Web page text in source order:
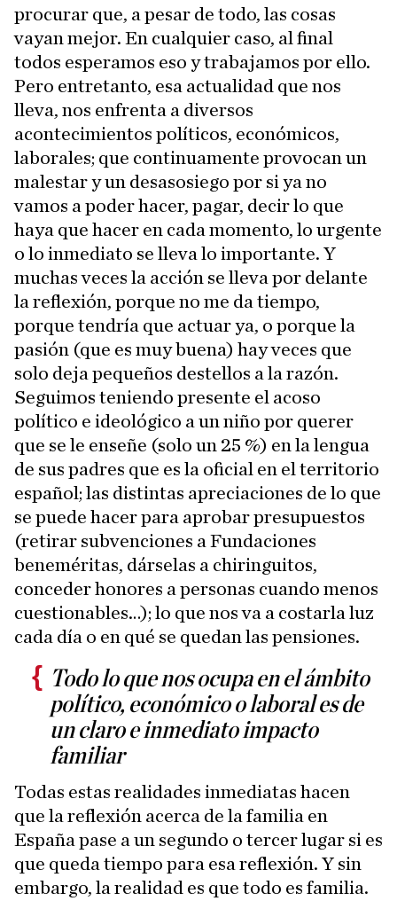
procurar que, a pesar de todo, las cosas
vayan mejor. En cualquier caso, al final
todos esperamos eso y trabajamos por ello.
Pero entretanto, esa actualidad que nos
lleva, nos enfrenta a diversos
acontecimientos políticos, económicos,
laborales; que continuamente provocan un
malestar y un desasosiego por si ya no
vamos a poder hacer, pagar, decir lo que
haya que hacer en cada momento, lo urgente
o lo inmediato se lleva lo importante. Y
muchas veces la acción se lleva por delante
la reflexión, porque no me da tiempo,
porque tendría que actuar ya, o porque la
pasión (que es muy buena) hay veces que
solo deja pequeños destellos a la razón.
Seguimos teniendo presente el acoso
político e ideológico a un niño por querer
que se le enseñe (solo un 25 %) en la lengua
de sus padres que es la oficial en el territorio
español; las distintas apreciaciones de lo que
se puede hacer para aprobar presupuestos
(retirar subvenciones a Fundaciones
beneméritas, dárselas a chiringuitos,
conceder honores a personas cuando menos
cuestionables…); lo que nos va a costarla luz
cada día o en qué se quedan las pensiones.
Todo lo que nos ocupa en el ámbito
político, económico o laboral es de
un claro e inmediato impacto
familiar
Todas estas realidades inmediatas hacen
que la reflexión acerca de la familia en
España pase a un segundo o tercer lugar si es
que queda tiempo para esa reflexión. Y sin
embargo, la realidad es que todo es familia.